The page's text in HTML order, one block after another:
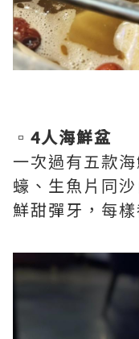
▫️ 4人海鮮盆
一次過有五款
蠔、生魚片同
鮮甜彈牙，每